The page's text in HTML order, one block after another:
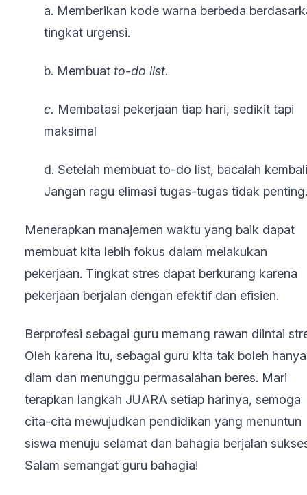
a. Memberikan kode warna berbeda
tingkat urgensi.
b. Membuat to-do list.
c. Membatasi pekerjaan tiap hari, sedikit tapi
maksimal
d. Setelah membuat to-do list, bacalah
Jangan ragu elimasi tugas-tugas tidak
Menerapkan manajemen waktu yang baik dapat
membuat kita lebih fokus dalam melakukan
pekerjaan. Tingkat stres dapat berkurang karena
pekerjaan berjalan dengan efektif dan efisien.
Berprofesi sebagai guru memang rawan diintai
Oleh karena itu, sebagai guru kita tak boleh hanya
diam dan menunggu permasalahan beres. Mari
terapkan langkah JUARA setiap harinya, semoga
cita-cita mewujudkan pendidikan yang menuntun
siswa menuju selamat dan bahagia berjalan
Salam semangat guru bahagia!